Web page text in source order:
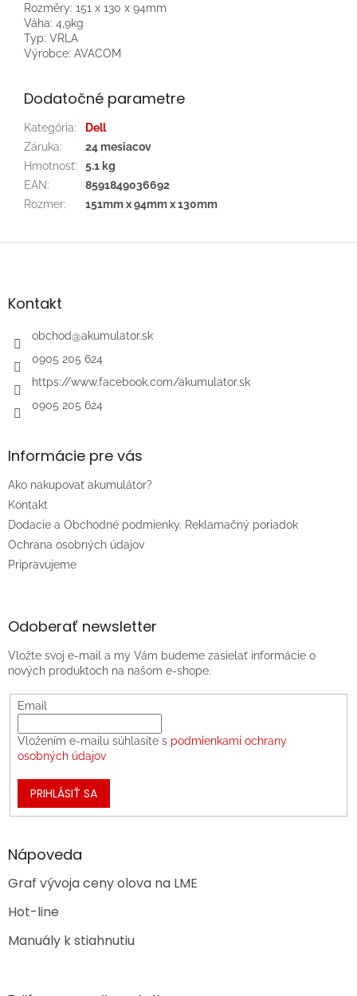
Rozměry: 151 x 130 x 94mm
Váha: 4,9kg
Typ: VRLA
Výrobce: AVACOM
Dodatočné parametre
Kategória:
Dell
Záruka:
24 mesiacov
Hmotnosť:
5.1 kg
EAN:
8591849036692
Rozmer: 151mm x 94mm x 130mm
Z
äKontakt
obchod@akumulator.sk
0905 205 624
https://www.facebook.com/akumulator.sk
0905 205 624
Informácie pre vás
Ako nakupovať akumulátor?
Kontakt
Dodacie a Obchodné podmienky. Reklamačný poriadok
Ochrana osobných údajov
Pripravujeme
Odoberať newsletter
Vložte svoj e-mail a my Vám budeme zasielať informácie o
nových produktoch na našom e-shope.
Email
Vložením e-mailu súhlasíte s podmienkami ochrany
osobných údajov
PRIHLÁSIŤ SA
Nápoveda
Graf vývoja ceny olova na LME
Hot-line
Manuály k stiahnutiu